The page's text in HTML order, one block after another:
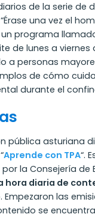
de la serie de
una vez el
programa
de lunes a viernes a
a personas
de cómo
durante el
pública asturiana
Aprende con TPA“.
la Consejería de
hora diaria de
. Empezaron las
se